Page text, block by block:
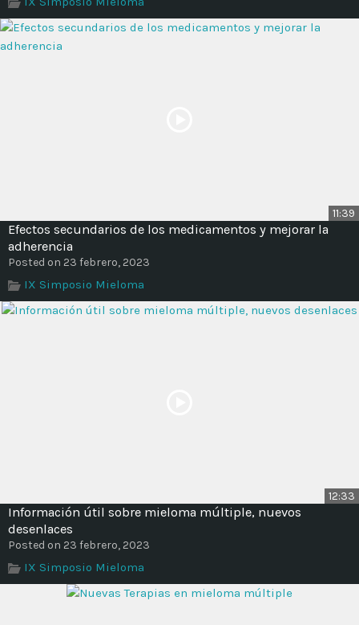
Time
11:39
Efectos secundarios de los medicamentos y mejorar la
adherencia
Posted on 23 febrero, 2023
IX Simposio Mieloma
12:33
Información útil sobre mieloma múltiple, nuevos
desenlaces
Posted on 23 febrero, 2023
IX Simposio Mieloma